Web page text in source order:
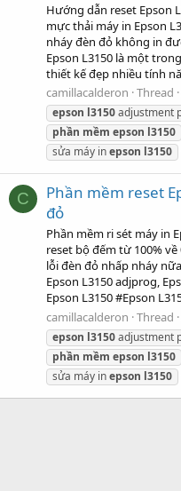
Hướng dẫn reset Epson
mực thải máy in Epson
nháy đèn đỏ không in
Epson L3150 là một
thiết kế đẹp nhiều tính
camillacalderon Thread
epson l3150adjustment
phần mềm epson l3150
sửa máy inepson l3150
C
Phần mềm reset
đỏ
Phần mềm ri sét máy in
reset bộ đếm từ 100%
lỗi đèn đỏ nhấp nháy
Epson L3150 adjprog,
Epson L3150 #Epson
camillacalderon Thread
epson l3150adjustment
phần mềm epson l3150
sửa máy inepson l3150